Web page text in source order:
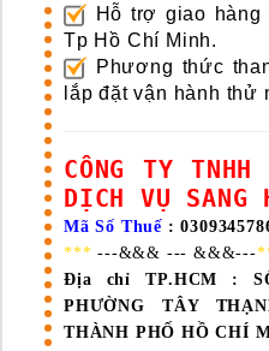
Hỗ trợ giao
Tp Hồ Chí Minh.
Phương thức
lắp đặt vận hành thử
CÔNG TY
DỊCH VỤ SANG
Mã Số Thuế :
*** ---&&& --- &&&---
Địa chỉ TP.HCM :
PHƯỜNG TÂY
THÀNH PHỐ HỒ CHÍ